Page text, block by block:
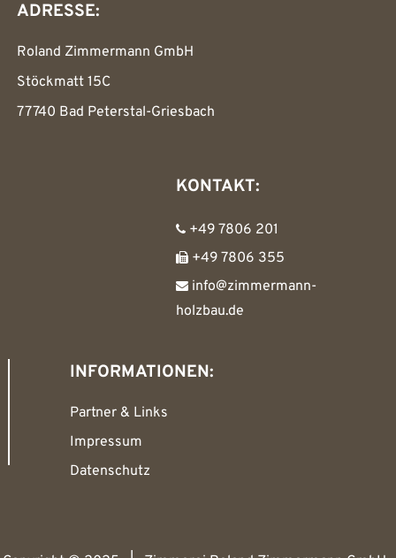
ADRESSE:
Roland Zimmermann GmbH
Stöckmatt 15C
77740 Bad Peterstal-Griesbach
KONTAKT:
+49 7806 201
+49 7806 355
info@zimmermann-
holzbau.de
INFORMATIONEN:
Partner & Links
Impressum
Datenschutz